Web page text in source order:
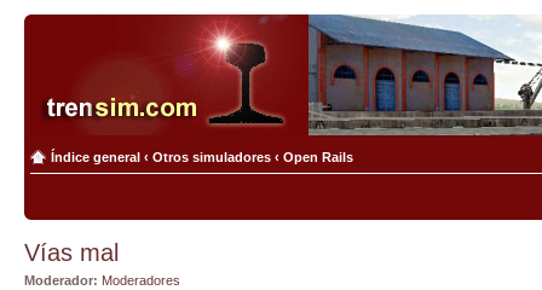
Índice general ‹ Otros simuladores ‹ Open Rails
Vías mal
Moderador: Moderadores